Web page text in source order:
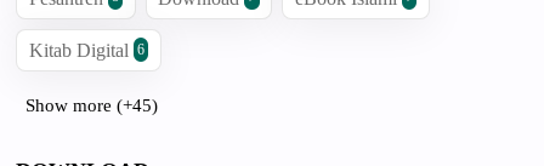
Kitab Digital 6
Show more (+45)